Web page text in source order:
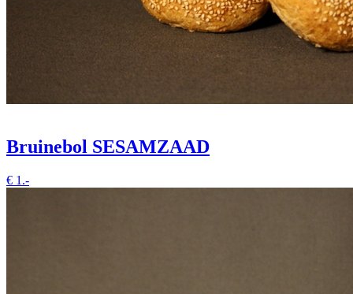
Bruinebol SESAMZAAD
€ 1.-